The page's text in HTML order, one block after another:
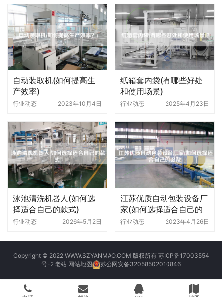
自动装取机(如何提高生
产效率)
行业动态 2023年10月4日
纸箱套内袋(有哪些好处
和使用场景)
行业动态 2025年4月23日
泳池清洗机器人(如何选
择适合自己的款式)
行业动态 2026年5月2日
江苏优质自动包装设备厂
家(如何选择适合自己的
设备)
行业动态 2023年4月26日
Copyright © 2022 WWW.SZYANMAO.COM 版权所有 苏ICP备17003554
号-2 老站 网站地图 苏公网安备32058502010846